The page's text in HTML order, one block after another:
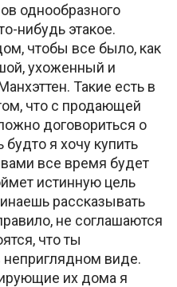
однообразного
нибудь этакое.
чтобы все было, как
ухоженный и
Такие есть в
что с продающей
договориться о
я хочу купить
все время будет
истинную цель
рассказывать
не соглашаются
что ты
неприглядном виде.
их дома я